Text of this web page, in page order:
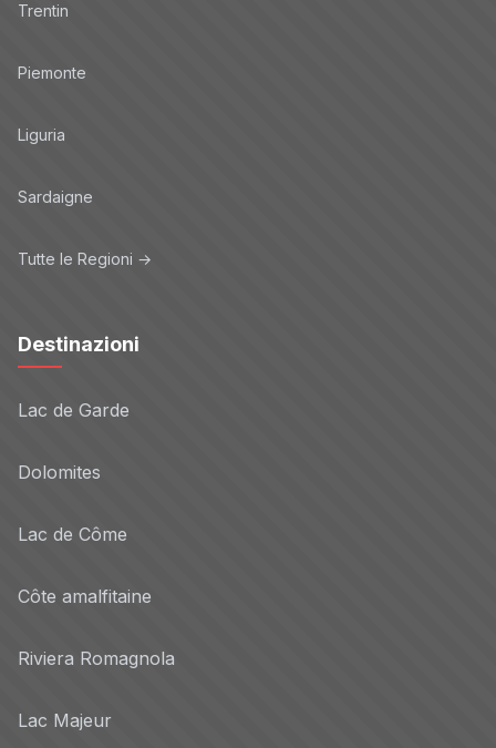
Trentin
Piemonte
Liguria
Sardaigne
Tutte le Regioni →
Destinazioni
Lac de Garde
Dolomites
Lac de Côme
Côte amalfitaine
Riviera Romagnola
Lac Majeur